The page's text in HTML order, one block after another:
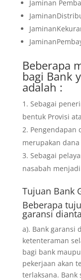
Jaminan
Beberapa
bagi Bank
adalah :
Sebagai
bentuk Provisi
Pengendapan
merupakan
Sebagai
nasabah
Tujuan Bank
Beberapa
garansi
a). Bank garansi
ketenteraman
bagi bank
pekerjaan akan
terlaksana.